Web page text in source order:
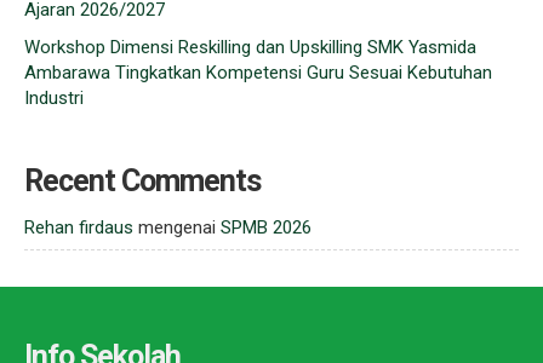
Ajaran 2026/2027
Workshop Dimensi Reskilling dan Upskilling SMK Yasmida
Ambarawa Tingkatkan Kompetensi Guru Sesuai Kebutuhan
Industri
Recent Comments
Rehan firdaus mengenai SPMB 2026